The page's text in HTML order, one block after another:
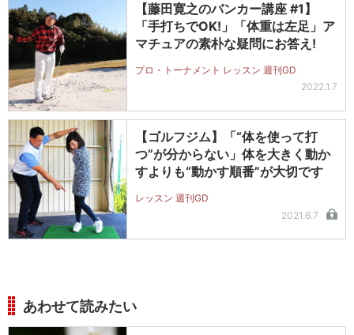
【藤田寛之のバンカー講座 #1】
「手打ちでOK!」「体重は左足」ア
マチュアの素朴な疑問にお答え!
プロ・トーナメント レッスン 週刊GD
2022.1.7
【ゴルフジム】「“体を使って打
つ”が分からない」体を大きく動か
すよりも“動かす順番”が大切です
レッスン 週刊GD
2021.6.7
あわせて読みたい